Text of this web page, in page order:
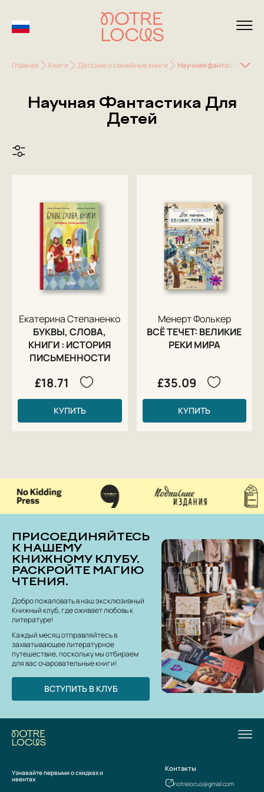
Главная Книги Детские и семейные книги Научная фантастика для
Научная Фантастика Для
Детей
Екатерина Степаненко
БУКВЫ, СЛОВА,
КНИГИ : ИСТОРИЯ
ПИСЬМЕННОСТИ
£18.71
КУПИТЬ
Менерт Фолькер
ВСЁ ТЕЧЕТ: ВЕЛИКИЕ
РЕКИ МИРА
£35.09
КУПИТЬ
ПРИСОЕДИНЯЙТЕСЬ
К НАШЕМУ
КНИЖНОМУ КЛУБУ.
РАСКРОЙТЕ МАГИЮ
ЧТЕНИЯ.
Добро пожаловать в наш эксклюзивный
Книжный клуб, где оживает любовь к
литературе!
Каждый месяц отправляйтесь в
захватывающее литературное
путешествие, поскольку мы отбираем
для вас очаровательные книги!
ВСТУПИТЬ В КЛУБ
Узнавайте первыми о скидках и
ивентах
Контакты
notrelocus@gmail.com